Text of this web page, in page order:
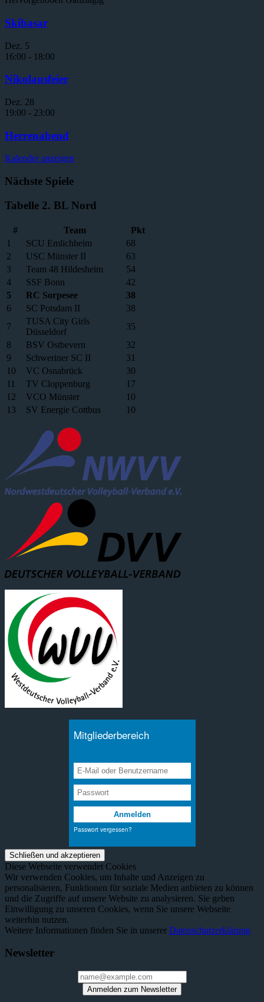
Skibasar
Dez. 5
16:00 - 18:00
Nikolausfeier
Dez. 28
19:00 - 23:00
Herrenabend
Kalender anzeigen
Nächste Spiele
Tabelle 2. BL Nord
# Team
Pkt
1
SCU Emlichheim
68
2
USC Münster II
63
3
Team 48 Hildesheim
54
4
SSF Bonn
42
5
RC Sorpesee
38
6
SC Potsdam II
38
7
TUSA City Girls
Düsseldorf
35
8
BSV Ostbevern
32
9
Schweriner SC II
31
10
VC Osnabrück
30
11
TV Cloppenburg
17
12
VCO Münster
10
13
SV Energie Cottbus 10
Diese Webseite verwendet Cookies
Wir verwenden Cookies, um Inhalte und Anzeigen zu
personalisieren, Funktionen für soziale Medien anbieten zu können
und die Zugriffe auf unsere Website zu analysieren. Sie geben
Einwilligung zu unseren Cookies, wenn Sie unsere Webseite
weiterhin nutzen.
Weitere Informationen finden Sie in unserer Datenschutzerklärung
Newsletter
Anmelden zum Newsletter